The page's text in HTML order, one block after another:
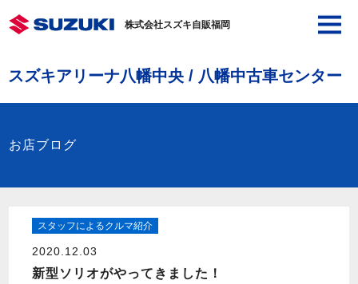
株式会社スズキ自販福岡
スズキアリーナ八幡中央 / 八幡中古車センター
お店ブログ
スタッフによるクルマ紹介
2020.12.03
新型ソリオがやってきました！